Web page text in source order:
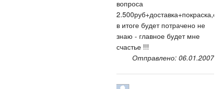
вопроса
в итоге будет потрачено не
знаю - главное будет мне
счастье !!!
Отправлено: 06.01.2007